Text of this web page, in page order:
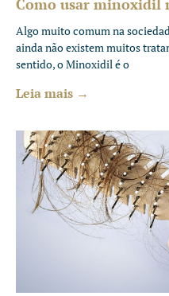
Algo muito comum na
ainda não existem muitos
sentido, o Minoxidil é o
Leia mais →